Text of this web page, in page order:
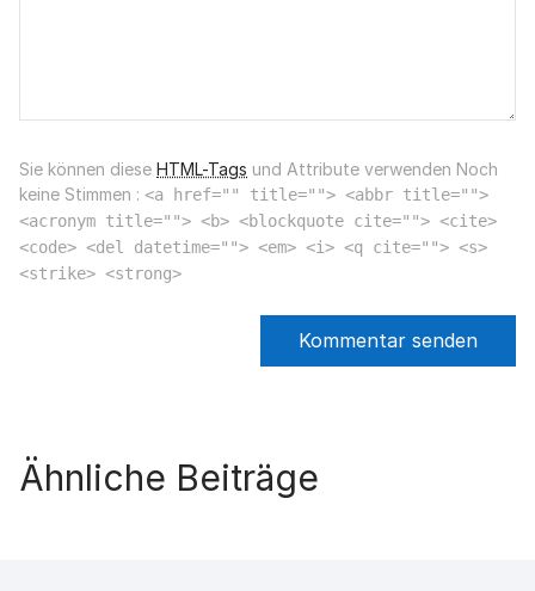
Sie können diese HTML-Tags und Attribute verwenden Noch
keine Stimmen : <a href="" title=""> <abbr title="">
<acronym title=""> <b> <blockquote cite=""> <cite>
<code> <del datetime=""> <em> <i> <q cite=""> <s>
<strike> <strong>
Ähnliche Beiträge